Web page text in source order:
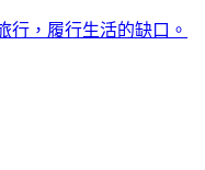
行，履行生活的缺口。